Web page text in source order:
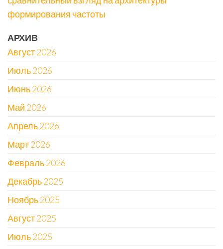
формирования частоты
АРХИВ
Август 2026
Июль 2026
Июнь 2026
Май 2026
Апрель 2026
Март 2026
Февраль 2026
Декабрь 2025
Ноябрь 2025
Август 2025
Июль 2025